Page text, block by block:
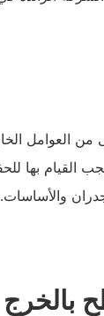
العوامل
القيام بها
والأساسات.
بالخرج